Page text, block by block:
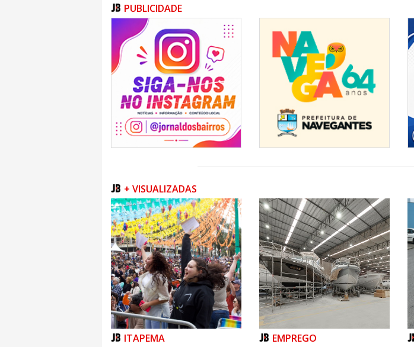
Serviços Logísticos através da Lei de incentivo ao Esporte oferecendo
as condições necessárias a nossos atletas, que seguem firme a
preparação para os próximos eventos a serem realizados durante o
ano.
Medalhistas do
Estadual Sub 20
Rafaella Soares Dognini: - 1º Lugar nos 100 metros
- 1º lugar nos 200 metros
Bernardo Linck Reichel Mafra: - 1º Lugar decatlo
- 3º Lugar no revezamento 4 x 100m
José Alexander Fernandes Arreaza: - 1º Lugar no 3000 metros com
obstáculo
- 2º Lugar nos 5 km
Lucas Mendonça Fagundes: - 2º Lugar nos 110 metros com barreiras
PUBLICIDADE
+ VISUALIZADAS
ITAPEMA EMPREGO